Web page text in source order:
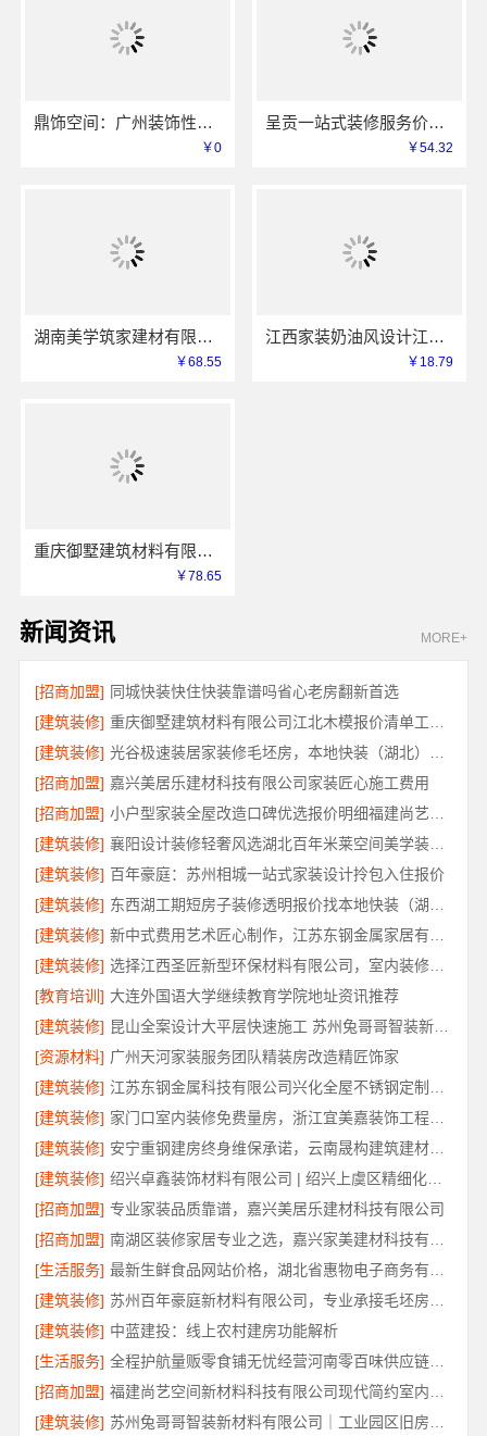
鼎饰空间：广州装饰性价比排名零增项承诺
￥0
呈贡一站式装修服务价格表，云南至高新型建材有限公司闭口合同
￥54.32
湖南美学筑家建材有限公司软装配套，环保无甲醛
￥68.55
江西家装奶油风设计江西尚宅尚品新型环保材料有限公司
￥18.79
重庆御墅建筑材料有限公司渝北建房每平米价格环保材料
￥78.65
新闻资讯 MORE+
[招商加盟] 同城快装快住快装靠谱吗省心老房翻新首选
[建筑装修]
[建筑装修]
[招商加盟] 嘉兴美居乐建材科技有限公司家装匠心施工费用
[招商加盟]
[建筑装修]
襄阳设计装修轻奢风选湖北百年米莱空间美学装饰材料有限公司
[建筑装修] 百年豪庭：苏州相城一站式家装设计拎包入住报价
[建筑装修]
[建筑装修]
[建筑装修]
选择江西圣匠新型环保材料有限公司，室内装修设计施工厂家
[教育培训] 大连外国语大学继续教育学院地址资讯推荐
[建筑装修]
昆山全案设计大平层快速施工 苏州兔哥哥智装新材料
[资源材料] 广州天河家装服务团队精装房改造精匠饰家
[建筑装修]
[建筑装修]
家门口室内装修免费量房，浙江宜美嘉装饰工程有限公司上门服务
[建筑装修]
安宁重钢建房终身维保承诺，云南晟构建筑建材有限公司保障
[建筑装修]
绍兴卓鑫装饰材料有限公司 | 绍兴上虞区精细化全包质量有保障
[招商加盟] 专业家装品质靠谱，嘉兴美居乐建材科技有限公司
[招商加盟]
[生活服务]
[建筑装修]
[建筑装修] 中蓝建投：线上农村建房功能解析
[生活服务]
全程护航量贩零食铺无忧经营河南零百味供应链有限公司
[招商加盟]
[建筑装修]